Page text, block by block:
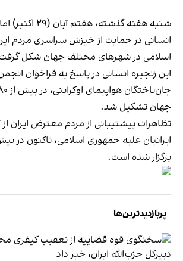
شنبه هفته گذشته،
انسانی در حمایت از خیزش سراسری مردم
اسلامی در شهرهای مختلف جهان شکل
این زنجیره انسانی در پاسخ به فراخوان
جهان تشکیل شد.
تظاهرات پیشتیبانی از مردم معترض ایران از
برگزار شده است.
پربازدیدترین‌ها